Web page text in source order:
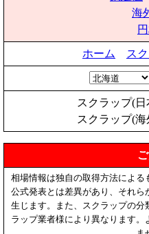
海
ホーム ス
スクラップ(
スクラップ(
相場情報は独自の取得方法による
公式発表とは差異があり、それ
生じます。また、スクラップの分
ラップ業者様により異なります